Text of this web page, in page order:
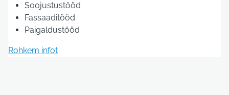
Soojustustööd
Fassaaditööd
Paigaldustööd
Rohkem infot